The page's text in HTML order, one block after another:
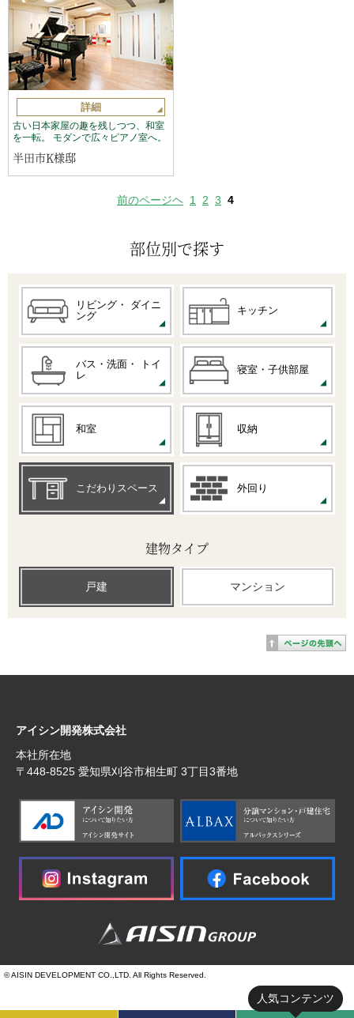
人気コンテンツ
部位別で探す
リビング・
ダイニ
ング
キッチン
バス・洗面・
トイ
レ
寝室・子供部屋
和室 収納
こだわりスペース 外回り
建物タイプ
戸建 マンション
詳細
古い日本家屋の趣を残しつつ、和室
を一転。 モダンで広々ピアノ室へ。
半田市K様邸
前のページヘ 1 2 3 4
アイシン開発株式会社
本社所在地
〒448‐8525 愛知県刈谷市相生町 3丁目3番地
© AISIN DEVELOPMENT CO.,LTD. All Rights Reserved.